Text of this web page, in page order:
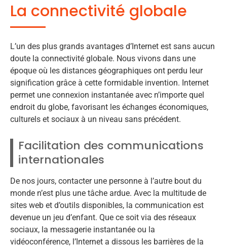
La connectivité globale
L’un des plus grands avantages d’Internet est sans aucun
doute la connectivité globale. Nous vivons dans une
époque où les distances géographiques ont perdu leur
signification grâce à cette formidable invention. Internet
permet une connexion instantanée avec n’importe quel
endroit du globe, favorisant les échanges économiques,
culturels et sociaux à un niveau sans précédent.
Facilitation des communications
internationales
De nos jours, contacter une personne à l’autre bout du
monde n’est plus une tâche ardue. Avec la multitude de
sites web et d’outils disponibles, la communication est
devenue un jeu d’enfant. Que ce soit via des réseaux
sociaux, la messagerie instantanée ou la
vidéoconférence, l’Internet a dissous les barrières de la